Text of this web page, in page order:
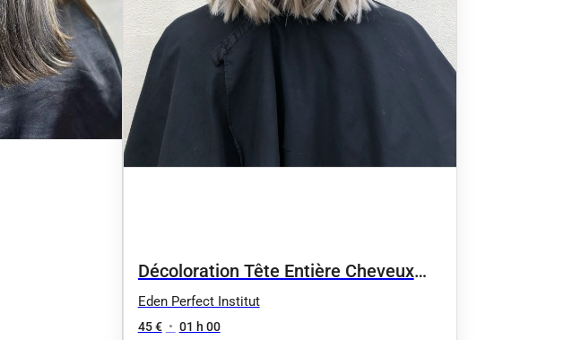
Décoloration Tête Entière Cheveux
Courts
Eden Perfect Institut
45 € • 01 h 00